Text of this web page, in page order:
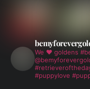
We ❤️ goldens
#puppylove